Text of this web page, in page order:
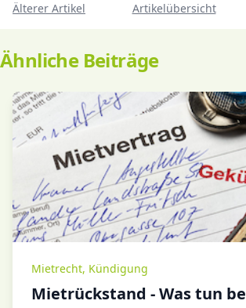
Älterer Artikel Artikelübersicht
Ähnliche Beiträge
Mietrecht, Kündigung
Mietrückstand - Was tun